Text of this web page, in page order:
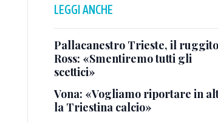
LEGGI ANCHE
Pallacanestro Trieste, il
Ross: «Smentiremo tutti gli
scettici»
Vona: «Vogliamo riportare in
la Triestina calcio»